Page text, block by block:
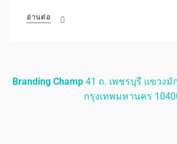
อ่านต่อ
Branding Champ 41 ถ. เพชรบุรี แขวงมั
กรุงเทพมหานคร